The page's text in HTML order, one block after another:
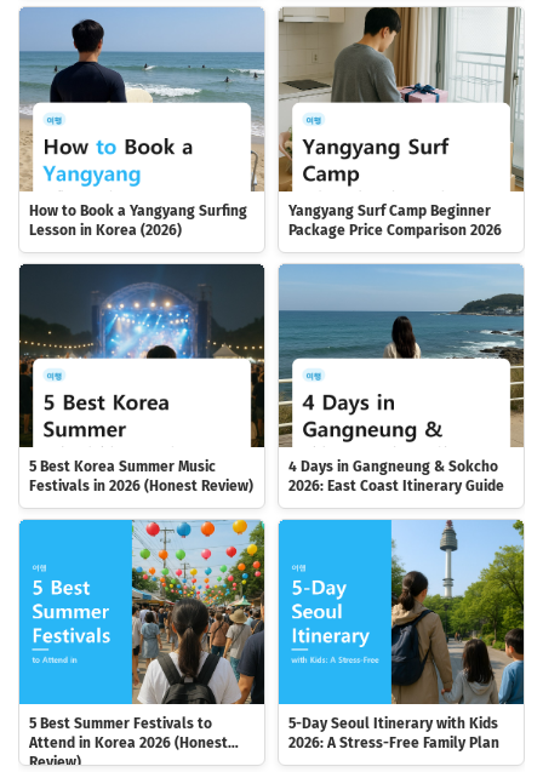
How to Book a Yangyang Surfing
Lesson in Korea (2026)
Yangyang Surf Camp Beginner
Package Price Comparison 2026
5 Best Korea Summer Music
Festivals in 2026 (Honest Review)
4 Days in Gangneung & Sokcho
2026: East Coast Itinerary Guide
5 Best Summer Festivals to
Attend in Korea 2026 (Honest
Review)
5-Day Seoul Itinerary with Kids
2026: A Stress-Free Family Plan